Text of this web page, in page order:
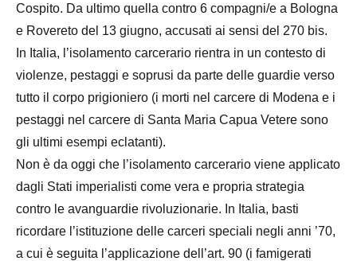
Cospito. Da ultimo quella contro 6 compagni/e a Bologna
e Rovereto del 13 giugno, accusati ai sensi del 270 bis.
In Italia, l’isolamento carcerario rientra in un contesto di
violenze, pestaggi e soprusi da parte delle guardie verso
tutto il corpo prigioniero (i morti nel carcere di Modena e i
pestaggi nel carcere di Santa Maria Capua Vetere sono
gli ultimi esempi eclatanti).
Non è da oggi che l’isolamento carcerario viene applicato
dagli Stati imperialisti come vera e propria strategia
contro le avanguardie rivoluzionarie. In Italia, basti
ricordare l’istituzione delle carceri speciali negli anni ’70,
a cui è seguita l’applicazione dell’art. 90 (i famigerati